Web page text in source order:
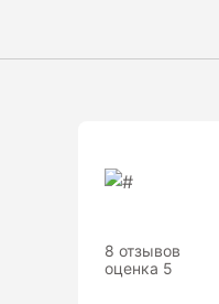
8 отзывов
оценка 5